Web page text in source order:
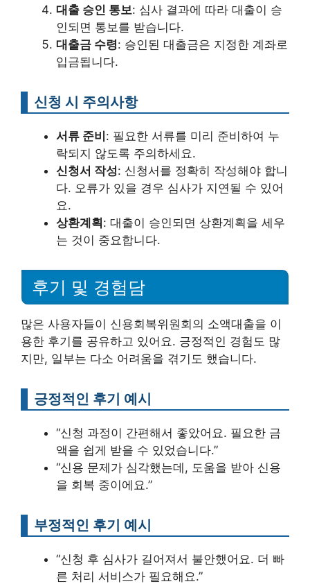
대출 승인 통보: 심사 결과에 따라 대출이 승
인되면 통보를 받습니다.
대출금 수령: 승인된 대출금은 지정한 계좌로
입금됩니다.
신청 시 주의사항
서류 준비 : 필요한 서류를 미리 준비하여 누
락되지 않도록 주의하세요.
신청서 작성: 신청서를 정확히 작성해야 합니
다. 오류가 있을 경우 심사가 지연될 수 있어
요.
상환계획 : 대출이 승인되면 상환계획을 세우
는 것이 중요합니다.
후기 및 경험담
많은 사용자들이 신용회복위원회의 소액대출을 이
용한 후기를 공유하고 있어요. 긍정적인 경험도 많
지만, 일부는 다소 어려움을 겪기도 했습니다.
긍정적인 후기 예시
“신청 과정이 간편해서 좋았어요. 필요한 금
액을 쉽게 받을 수 있었습니다.”
“신용 문제가 심각했는데, 도움을 받아 신용
을 회복 중이에요.”
부정적인 후기 예시
“신청 후 심사가 길어져서 불안했어요. 더 빠
른 처리 서비스가 필요해요.”